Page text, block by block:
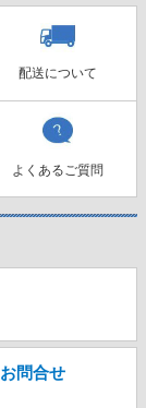
配送について
よくあるご質問
お問合せ